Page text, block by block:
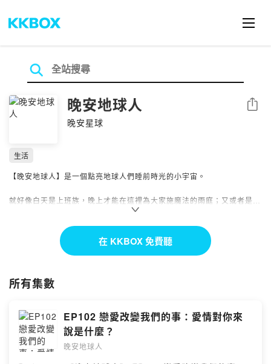
晚安地球人
晚安星球
分享
生活
【晚安地球人】是一個點亮地球人們睡前時光的小宇宙。
就好像白天是上班族，晚上才能在這裡為大家施魔法的雨庭；又或者是白
天上課、晚上睡覺的傑西也在這個宇宙中把握熄燈前的時光，用力抓住屬
於自己那短短的me time。
你是不是也和我們一樣，
那就讓我們的睡前魔法來陪你說聲晚安吧！
晚安雨庭，晚安傑西，
晚安，地球人。☾
【晚安地球人】 ◅
在 KKBOX 免費聽
所有集數
EP102 戀愛改變我們的事：愛情對你來
說是什麼？
晚安地球人